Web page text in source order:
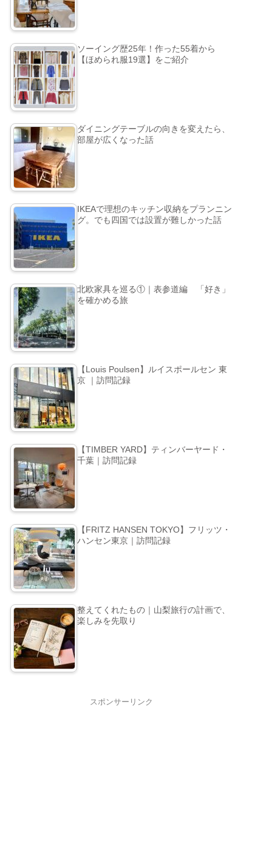
ソーイング歴25年！作った55着から
【ほめられ服19選】をご紹介
ダイニングテーブルの向きを変えたら、
部屋が広くなった話
IKEAで理想のキッチン収納をプランニン
グ。でも四国では設置が難しかった話
北欧家具を巡る①｜表参道編 「好き」
を確かめる旅
【Louis Poulsen】ルイスポールセン 東
京 ｜訪問記録
【TIMBER YARD】ティンバーヤード・
千葉｜訪問記録
【FRITZ HANSEN TOKYO】フリッツ・
ハンセン東京｜訪問記録
整えてくれたもの｜山梨旅行の計画で、
楽しみを先取り
スポンサーリンク